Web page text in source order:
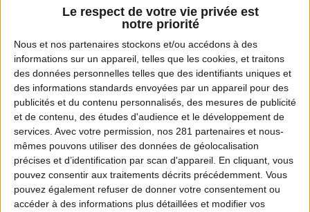
Le respect de votre vie privée est
notre priorité
Nous et nos partenaires stockons et/ou accédons à des
informations sur un appareil, telles que les cookies, et traitons
des données personnelles telles que des identifiants uniques et
des informations standards envoyées par un appareil pour des
publicités et du contenu personnalisés, des mesures de publicité
et de contenu, des études d'audience et le développement de
services. Avec votre permission, nos 281 partenaires et nous-
mêmes pouvons utiliser des données de géolocalisation
précises et d’identification par scan d'appareil. En cliquant, vous
pouvez consentir aux traitements décrits précédemment. Vous
pouvez également refuser de donner votre consentement ou
accéder à des informations plus détaillées et modifier vos